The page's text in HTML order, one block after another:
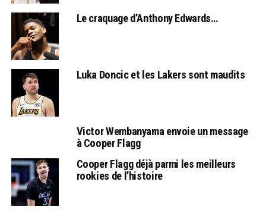
Le craquage d’Anthony Edwards…
Luka Doncic et les Lakers sont maudits
Victor Wembanyama envoie un message
à Cooper Flagg
Cooper Flagg déjà parmi les meilleurs
rookies de l’histoire